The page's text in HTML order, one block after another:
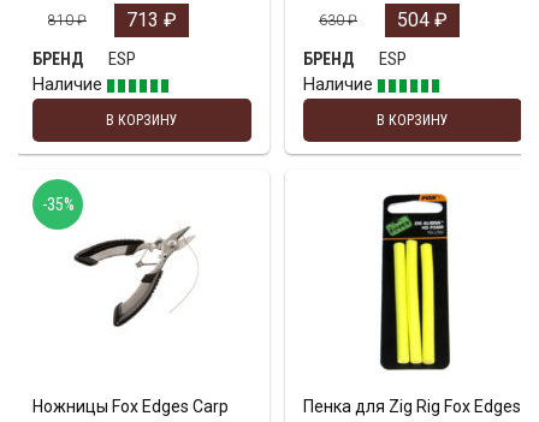
810₽ 713 ₽
БРЕНД
ESP
Наличие
В КОРЗИНУ
630₽ 504 ₽
БРЕНД
ESP
Наличие
В КОРЗИНУ
Ножницы Fox Edges Carp
-35%
Пенка для Zig Rig Fox Edges